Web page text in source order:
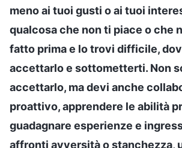
meno ai tuoi gusti o ai tuoi
qualcosa che non ti piace o che
fatto prima e lo trovi difficile,
accettarlo e sottometterti. Non
accettarlo, ma devi anche
proattivo, apprendere le abilità
guadagnare esperienze e
affronti avversità o stanchezza,